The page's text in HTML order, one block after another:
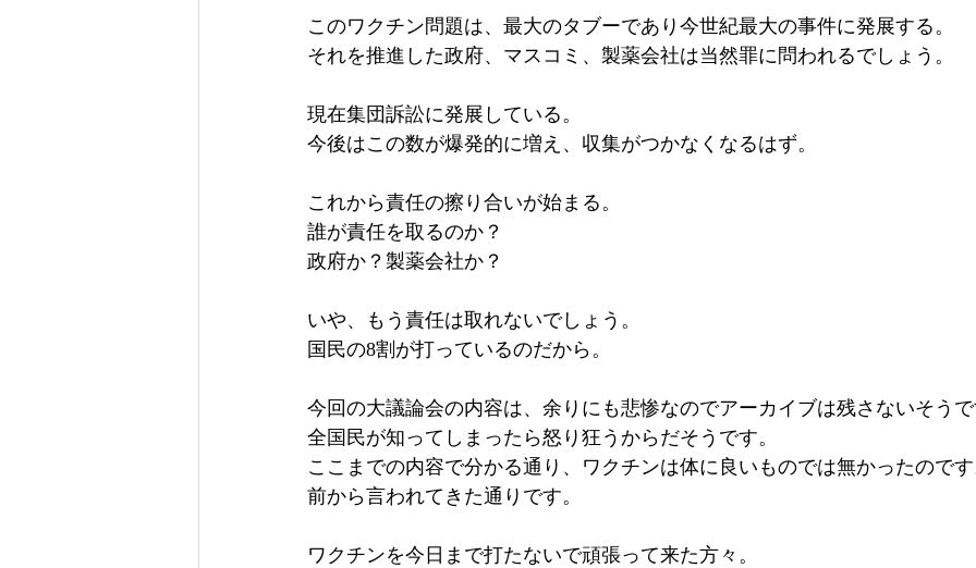
このワクチン問題は、最大のタブーであり今世紀最大の事件に発展する。
それを推進した政府、マスコミ、製薬会社は当然罪に問われるでしょう。
現在集団訴訟に発展している。
今後はこの数が爆発的に増え、収集がつかなくなるはず。
これから責任の擦り合いが始まる。
誰が責任を取るのか？
政府か？製薬会社か？
いや、もう責任は取れないでしょう。
国民の8割が打っているのだから。
今回の大議論会の内容は、余りにも悲惨なのでアーカイブは残さないそう
全国民が知ってしまったら怒り狂うからだそうです。
ここまでの内容で分かる通り、ワクチンは体に良いものでは無かったので
前から言われてきた通りです。
ワクチンを今日まで打たないで頑張って来た方々。